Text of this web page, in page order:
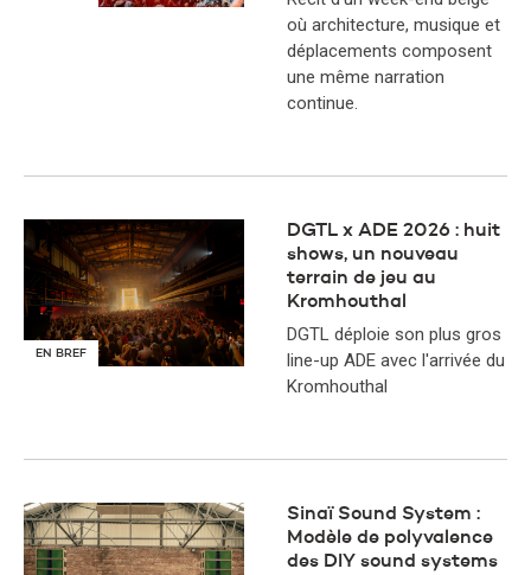
où architecture, musique et
déplacements composent
une même narration
continue.
EN BREF
DGTL x ADE 2026 : huit
shows, un nouveau
terrain de jeu au
Kromhouthal
DGTL déploie son plus gros
line-up ADE avec l'arrivée du
Kromhouthal
Sinaï Sound System :
Modèle de polyvalence
des DIY sound systems